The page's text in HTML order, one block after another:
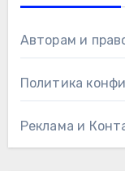
Авторам и
Политика
Реклама и